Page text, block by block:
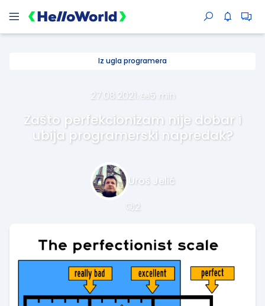
Iz ugla programera
27.08.2021. 5 min
Zašto perfekcionizam nije dobar i
ubija programerski napredak?
Uroš Jelić
2